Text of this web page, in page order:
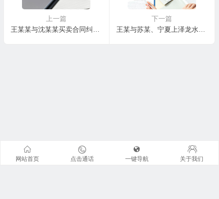
上一篇
王某某与沈某某买卖合同纠纷二审民事判决书
下一篇
王某与苏某、宁夏上泽龙水利水电工程有限公司劳务合同纠纷一审民事判决书
网站首页 点击通话 一键导航 关于我们